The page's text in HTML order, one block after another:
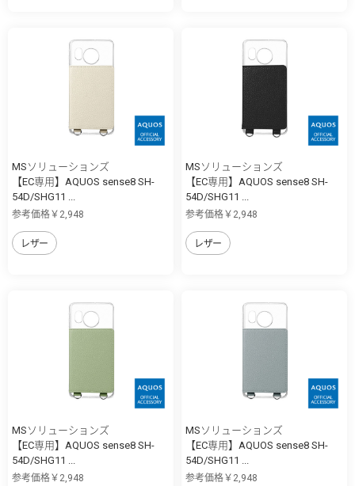
MSソリューションズ
【EC専用】AQUOS sense8 SH-
54D/SHG11 ...
参考価格￥2,948
レザー
MSソリューションズ
【EC専用】AQUOS sense8 SH-
54D/SHG11 ...
参考価格￥2,948
レザー
MSソリューションズ
【EC専用】AQUOS sense8 SH-
54D/SHG11 ...
参考価格￥2,948
MSソリューションズ
【EC専用】AQUOS sense8 SH-
54D/SHG11 ...
参考価格￥2,948